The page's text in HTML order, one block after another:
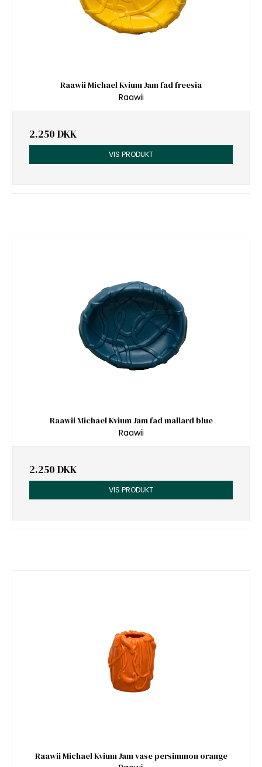
Raawii Michael Kvium Jam fad freesia
Raawii
2.250 DKK
VIS PRODUKT
Raawii Michael Kvium Jam fad mallard blue
Raawii
2.250 DKK
VIS PRODUKT
Raawii Michael Kvium Jam vase persimmon orange